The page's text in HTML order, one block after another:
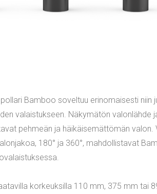
Bamboo soveltuu erinomaisesti niin
valaistukseen. Näkymätön valonlähde
pehmeän ja häikäisemättömän valon.
180° ja 360°, mahdollistavat
korkeuksilla 110 mm, 375 mm tai